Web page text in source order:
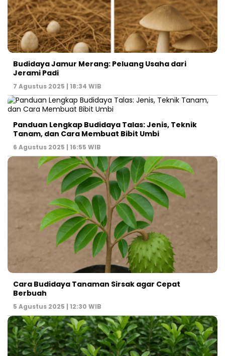
Budidaya Jamur Merang: Peluang Usaha dari
Jerami Padi
7 Agustus 2025 | 18:34 WIB
Panduan Lengkap Budidaya Talas: Jenis, Teknik
Tanam, dan Cara Membuat Bibit Umbi
6 Agustus 2025 | 16:55 WIB
Cara Budidaya Tanaman Sirsak agar Cepat
Berbuah
5 Agustus 2025 | 12:30 WIB